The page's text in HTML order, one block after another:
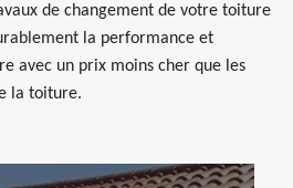
de changement de votre toiture
la performance et
avec un prix moins cher que les
la toiture.